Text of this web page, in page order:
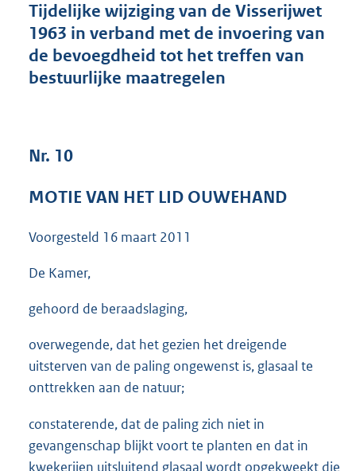
s
g
r
o
K
Tijdelijke wijziging van de Visserijwet
1963 in verband met de invoering van
de bevoegdheid tot het treffen van
bestuurlijke maatregelen
Nr. 10
MOTIE VAN HET LID OUWEHAND
Voorgesteld 16 maart 2011
De Kamer,
gehoord de beraadslaging,
overwegende, dat het gezien het dreigende
uitsterven van de paling ongewenst is, glasaal te
onttrekken aan de natuur;
constaterende, dat de paling zich niet in
gevangenschap blijkt voort te planten en dat in
kwekerijen uitsluitend glasaal wordt opgekweekt die